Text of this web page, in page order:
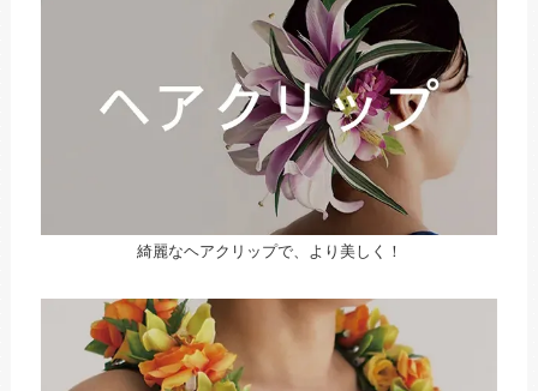
綺麗なヘアクリップで、より美しく！